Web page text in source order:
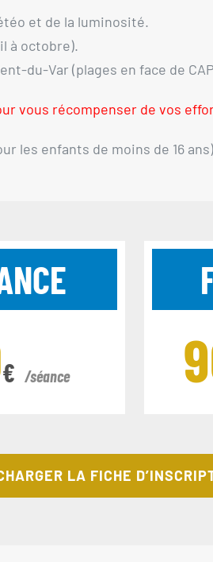
et de la luminosité.
à octobre).
du-Var (plages en face de
vous récompenser de vos
les enfants de moins de 16 ans)
€ /séance
LA FICHE